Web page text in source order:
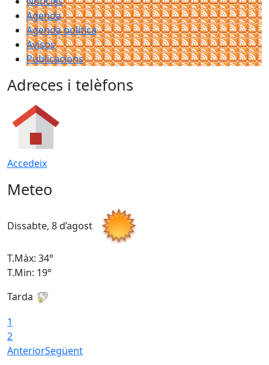
Agenda
Agenda política
Avisos
Publicacions
Adreces i telèfons
Accedeix
Meteo
Dissabte, 8 d’agost
T.Màx: 34°
T.Min: 19°
Tarda
1
2
AnteriorSegüent